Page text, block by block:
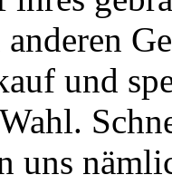
und
uns